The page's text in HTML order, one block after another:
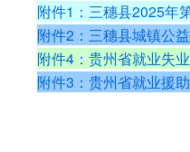
附件1：三穗县2025年
附件2：三穗县城镇公
附件4：贵州省就业失
附件3：贵州省就业援